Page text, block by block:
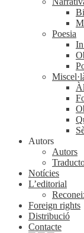
Poesia
Autors
Autors
Notícies
L’editorial
Foreign rights
Distribució
Contacte